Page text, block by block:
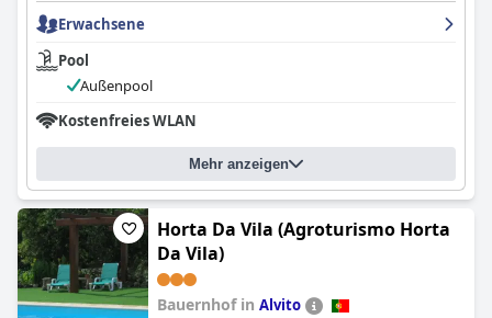
Erwachsene
Pool
Außenpool
Kostenfreies WLAN
Mehr anzeigen
Horta Da Vila (Agroturismo Horta
Da Vila)
Bauernhof in Alvito